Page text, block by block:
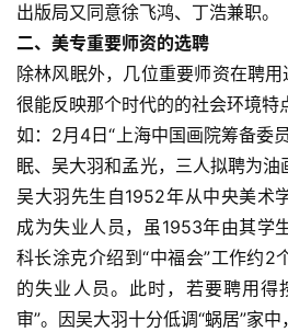
出版局又同意徐飞鸿、丁浩兼职。
二、美专重要师资的选聘
除林风眠外，几位重要师资在聘用
很能反映那个时代的的社会环境特
如：2月4日“上海中国画院筹备委
眠、吴大羽和孟光，三人拟聘为油
吴大羽先生自1952年从中央美术
成为失业人员，虽1953年由其学
科长涂克介绍到“中福会”工作约2
的失业人员。此时，若要聘用得
审”。因吴大羽十分低调“蜗居”家